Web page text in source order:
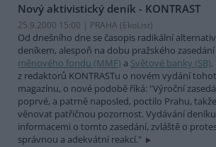
Nový aktivistický deník - KONTRAST
25.9.2000 15:00 | PRAHA (EkoList)
Od dnešního dne se časopis radikální
deníkem, alespoň na dobu pražského zasedání
měnového fondu (MMF) a Světové banky (SB)
z redaktorů KONTRASTu o novém vydání
magazínu, o nové podobě říká: "Výroční
poprvé, a patrně naposled, poctilo Prahu,
věnovat patřičnou pozornost. Vydávání
informacemi o tomto zasedání, zvláště o
správnou a adekvátní reakcí."